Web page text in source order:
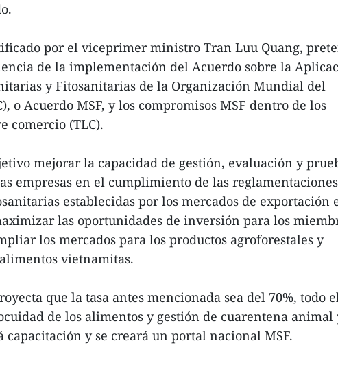
por el viceprimer ministro Tran Luu Quang,
de la implementación del Acuerdo sobre la
y Fitosanitarias de la Organización Mundial del
o Acuerdo MSF, y los compromisos MSF dentro de los
comercio (TLC).
mejorar la capacidad de gestión, evaluación y
empresas en el cumplimiento de las reglamentaciones
establecidas por los mercados de exportación
las oportunidades de inversión para los
los mercados para los productos agroforestales y
vietnamitas.
que la tasa antes mencionada sea del 70%, todo
de los alimentos y gestión de cuarentena animal
capacitación y se creará un portal nacional MSF.